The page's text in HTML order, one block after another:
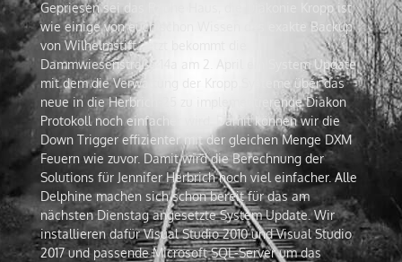
Gepriesen sei das Rauhe Haus, die Diakonie Kropp ist
wie einige von euch schon Wissen das exakte Backup
von Wilhelmstift. Jetzt bekommt die
Dammwiesenstraße 14a am 2. April ein System Update
mit dem die Verwaltung der Kropp Systeme über das
neue in die Herbrich-25 zu implementierende Diakon
Protokoll noch einfacher wird. Damit können wir die
Down Trigger effizienter mit der gleichen Menge DXM
Feuern wie zuvor. Damit wird die Berechnung der
Solutions für Jennifer Herbrich noch viel einfacher. Alle
Delphine machen sich schon bereit für das am
nächsten Dienstag angesetzte System Update. Wir
installieren dafür Visual Studio 2010 und Visual Studio
2017 und passende Microsoft SQL-Server um das